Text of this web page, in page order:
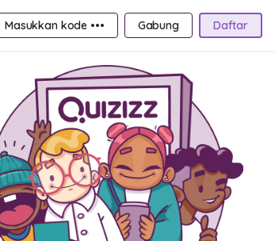
Masukkan kode ••• Gabung Daftar